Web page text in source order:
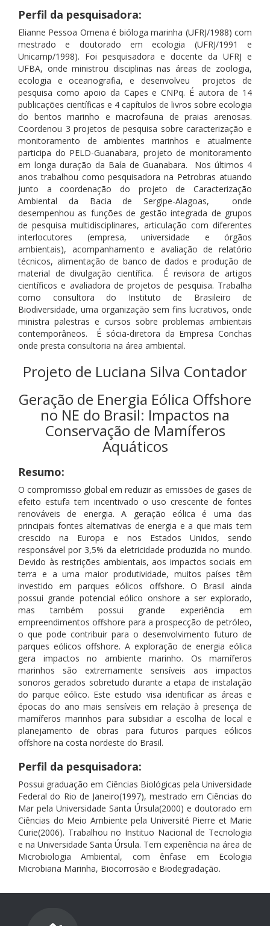
Perfil da pesquisadora:
Elianne Pessoa Omena é bióloga marinha (UFRJ/1988) com
mestrado e doutorado em ecologia (UFRJ/1991 e
Unicamp/1998). Foi pesquisadora e docente da UFRJ e
UFBA, onde ministrou disciplinas nas áreas de zoologia,
ecologia e oceanografia, e desenvolveu projetos de
pesquisa como apoio da Capes e CNPq. É autora de 14
publicações científicas e 4 capítulos de livros sobre ecologia
do bentos marinho e macrofauna de praias arenosas.
Coordenou 3 projetos de pesquisa sobre caracterização e
monitoramento de ambientes marinhos e atualmente
participa do PELD-Guanabara, projeto de monitoramento
em longa duração da Baía de Guanabara. Nos últimos 4
anos trabalhou como pesquisadora na Petrobras atuando
junto a coordenação do projeto de Caracterização
Ambiental da Bacia de Sergipe-Alagoas, onde
desempenhou as funções de gestão integrada de grupos
de pesquisa multidisciplinares, articulação com diferentes
interlocutores (empresa, universidade e órgãos
ambientais), acompanhamento e avaliação de relatório
técnicos, alimentação de banco de dados e produção de
material de divulgação científica. É revisora de artigos
científicos e avaliadora de projetos de pesquisa. Trabalha
como consultora do Instituto de Brasileiro de
Biodiversidade, uma organização sem fins lucrativos, onde
ministra palestras e cursos sobre problemas ambientais
contemporâneos. É sócia-diretora da Empresa Conchas
onde presta consultoria na área ambiental.
Projeto de Luciana Silva Contador
Geração de Energia Eólica Offshore
no NE do Brasil: Impactos na
Conservação de Mamíferos
Aquáticos
Resumo:
O compromisso global em reduzir as emissões de gases de
efeito estufa tem incentivado o uso crescente de fontes
renováveis de energia. A geração eólica é uma das
principais fontes alternativas de energia e a que mais tem
crescido na Europa e nos Estados Unidos, sendo
responsável por 3,5% da eletricidade produzida no mundo.
Devido às restrições ambientais, aos impactos sociais em
terra e a uma maior produtividade, muitos países têm
investido em parques eólicos offshore. O Brasil ainda
possui grande potencial eólico onshore a ser explorado,
mas também possui grande experiência em
empreendimentos offshore para a prospecção de petróleo,
o que pode contribuir para o desenvolvimento futuro de
parques eólicos offshore. A exploração de energia eólica
gera impactos no ambiente marinho. Os mamíferos
marinhos são extremamente sensíveis aos impactos
sonoros gerados sobretudo durante a etapa de instalação
do parque eólico. Este estudo visa identificar as áreas e
épocas do ano mais sensíveis em relação à presença de
mamíferos marinhos para subsidiar a escolha de local e
planejamento de obras para futuros parques eólicos
offshore na costa nordeste do Brasil.
Perfil da pesquisadora:
Possui graduação em Ciências Biológicas pela Universidade
Federal do Rio de Janeiro(1997), mestrado em Ciências do
Mar pela Universidade Santa Úrsula(2000) e doutorado em
Ciências do Meio Ambiente pela Université Pierre et Marie
Curie(2006). Trabalhou no Instituo Nacional de Tecnologia
e na Universidade Santa Úrsula. Tem experiência na área de
Microbiologia Ambiental, com ênfase em Ecologia
Microbiana Marinha, Biocorrosão e Biodegradação.